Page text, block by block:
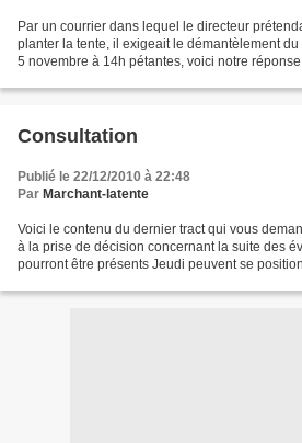
Par un courrier dans lequel le directeur
planter la tente, il exigeait le démantèlement
5 novembre à 14h pétantes, voici notre
Consultation
Publié le 22/12/2010 à 22:48
Par Marchant-latente
Voici le contenu du dernier tract qui vous
à la prise de décision concernant la suite des
pourront être présents Jeudi peuvent se